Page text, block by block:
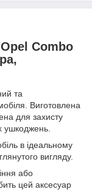
Combo
та
Виготовлена
для захисту
ушкоджень.
в ідеальному
вигляду.
або
цей аксесуар